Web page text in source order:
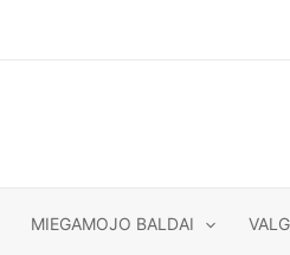
MIEGAMOJO BALDAI